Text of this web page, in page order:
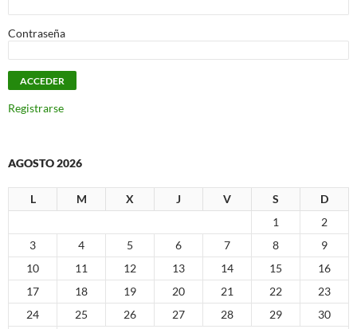
Contraseña
Registrarse
AGOSTO 2026
L M X J V S
D
1
2
3
4 5 6 7 8
9
10
11 12 13 14 15
16
17
18 19 20 21 22
23
24
25 26 27 28 29
30